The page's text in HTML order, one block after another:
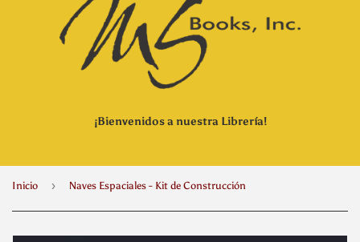
¡Bienvenidos a nuestra Librería!
Inicio › Naves Espaciales - Kit de Construcción